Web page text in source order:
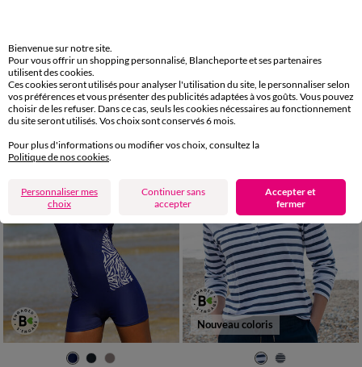
50 52 54
Gilet sans manches, uni
à partir de
-50% dès 2 art Code 899013 à partir de 12,99 €*
40 42 44
Nouveau coloris
38/40 42/44
Bienvenue sur notre site.
Pour vous offrir un shopping personnalisé, Blancheporte et ses partenaires
utilisent des cookies.
Ces cookies seront utilisés pour analyser l'utilisation du site, le personnaliser selon
vos préférences et vous présenter des publicités adaptées à vos goûts. Vous pouvez
choisir de les refuser. Dans ce cas, seuls les cookies nécessaires au fonctionnement
du site seront utilisés. Vos choix sont conservés 6 mois.
Pour plus d'informations ou modifier vos choix, consultez la
Politique de nos cookies.
Personnaliser mes
choix
Continuer sans
accepter
Accepter et
fermer